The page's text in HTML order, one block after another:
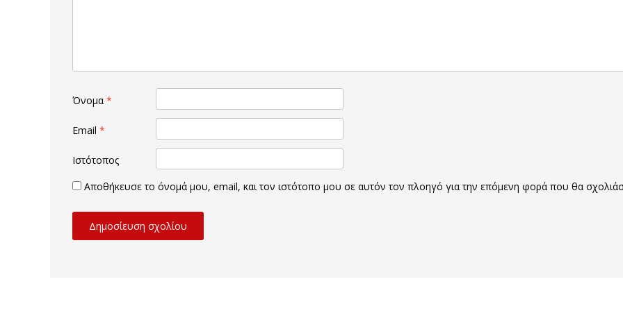
Όνομα *
Email *
Ιστότοπος
Αποθήκευσε το όνομά μου, email, και τον ιστότοπο μου σε αυτόν τον πλοηγό για την επόμενη φορά που θα